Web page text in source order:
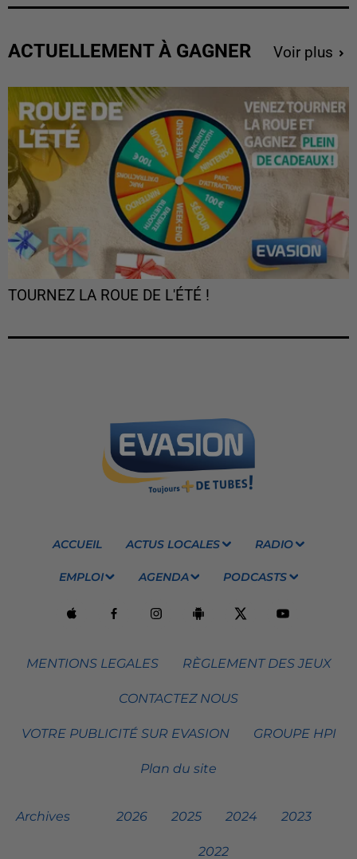
ACTUELLEMENT À GAGNER Voir plus
TOURNEZ LA ROUE DE L'ÉTÉ !
ACCUEIL ACTUS LOCALES RADIO
EMPLOI AGENDA PODCASTS
MENTIONS LEGALES RÈGLEMENT DES JEUX
CONTACTEZ NOUS
VOTRE PUBLICITÉ SUR EVASION GROUPE HPI
Plan du site
Archives 2026 2025 2024 2023
2022